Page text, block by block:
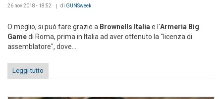
26 nov 2018 - 18:52 di GUNSweek
O meglio, si può fare grazie a Brownells Italia e l'Armeria Big
Gamedi Roma, prima in Italia ad aver ottenuto la "licenza di
assemblatore", dove...
Leggi tutto